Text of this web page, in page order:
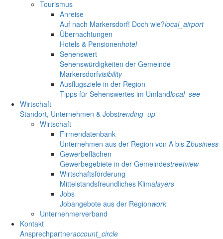
Tourismus
Anreise
Auf nach Markersdorf! Doch wie?local_airport
Übernachtungen
Hotels & Pensionenhotel
Sehenswert
Sehenswürdigkeiten der Gemeinde
Markersdorfvisibility
Ausflugsziele in der Region
Tipps für Sehenswertes im Umlandlocal_see
Wirtschaft
Standort, Unternehmen & Jobstrending_up
Wirtschaft
Firmendatenbank
Unternehmen aus der Region von A bis Zbusiness
Gewerbeflächen
Gewerbegebiete in der Gemeindestreetview
Wirtschaftsförderung
Mittelstandsfreundliches Klimalayers
Jobs
Jobangebote aus der Regionwork
Unternehmerverband
Kontakt
Ansprechpartneraccount_circle